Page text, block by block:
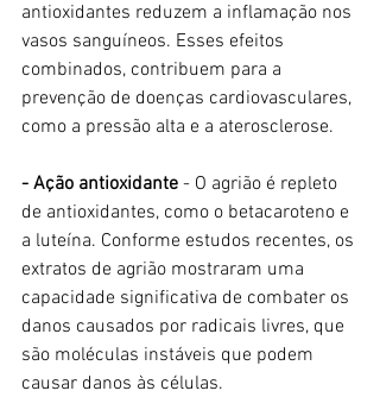
antioxidantes reduzem a inflamação nos
vasos sanguíneos. Esses efeitos
combinados, contribuem para a
prevenção de doenças cardiovasculares,
como a pressão alta e a aterosclerose.
- Ação antioxidante - O agrião é repleto
de antioxidantes, como o betacaroteno e
a luteína. Conforme estudos recentes, os
extratos de agrião mostraram uma
capacidade significativa de combater os
danos causados por radicais livres, que
são moléculas instáveis que podem
causar danos às células.